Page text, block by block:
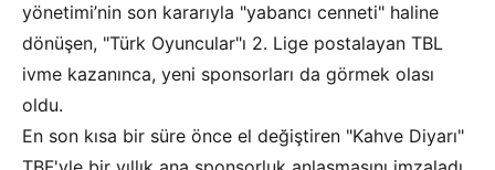
yönetimi’nin son kararıyla "yabancı cenneti" haline
dönüşen, "Türk Oyuncular"ı 2. Lige postalayan TBL
ivme kazanınca, yeni sponsorları da görmek olası
oldu.
En son kısa bir süre önce el değiştiren "Kahve Diyarı"